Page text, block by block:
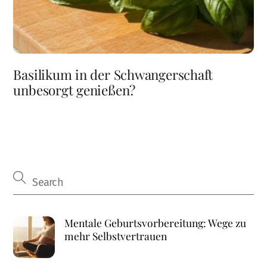
Basilikum in der Schwangerschaft
unbesorgt genießen?
Mentale Geburtsvorbereitung: Wege zu
mehr Selbstvertrauen